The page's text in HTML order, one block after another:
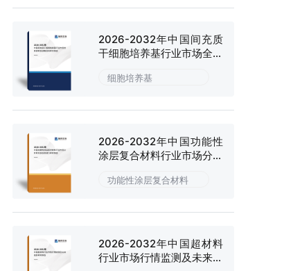
2026-2032年中国间充质
干细胞培养基行业市场全景
细胞培养基
2026-2032年中国功能性
涂层复合材料行业市场分析
功能性涂层复合材料
2026-2032年中国超材料
行业市场行情监测及未来趋